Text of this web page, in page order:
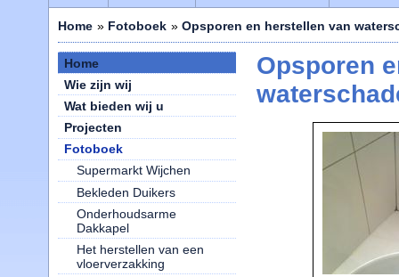
Home » Fotoboek » Opsporen en herstellen van
Home
Wie zijn wij
Wat bieden wij u
Projecten
Fotoboek
Supermarkt Wijchen
Bekleden Duikers
Onderhoudsarme
Dakkapel
Het herstellen van een
vloerverzakking
Opsporen